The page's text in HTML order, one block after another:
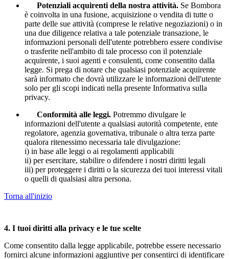
Potenziali acquirenti della nostra attività. Se Bombora
è coinvolta in una fusione, acquisizione o vendita di tutte o
parte delle sue attività (comprese le relative negoziazioni) o in
una due diligence relativa a tale potenziale transazione, le
informazioni personali dell'utente potrebbero essere condivise
o trasferite nell'ambito di tale processo con il potenziale
acquirente, i suoi agenti e consulenti, come consentito dalla
legge. Si prega di notare che qualsiasi potenziale acquirente
sarà informato che dovrà utilizzare le informazioni dell'utente
solo per gli scopi indicati nella presente Informativa sulla
privacy.
Conformità alle leggi. Potremmo divulgare le
informazioni dell'utente a qualsiasi autorità competente, ente
regolatore, agenzia governativa, tribunale o altra terza parte
qualora ritenessimo necessaria tale divulgazione:
i) in base alle leggi o ai regolamenti applicabili
ii) per esercitare, stabilire o difendere i nostri diritti legali
iii) per proteggere i diritti o la sicurezza dei tuoi interessi vitali
o quelli di qualsiasi altra persona.
Torna all'inizio
4. I tuoi diritti alla privacy e le tue scelte
Come consentito dalla legge applicabile, potrebbe essere necessario
fornirci alcune informazioni aggiuntive per consentirci di identificare